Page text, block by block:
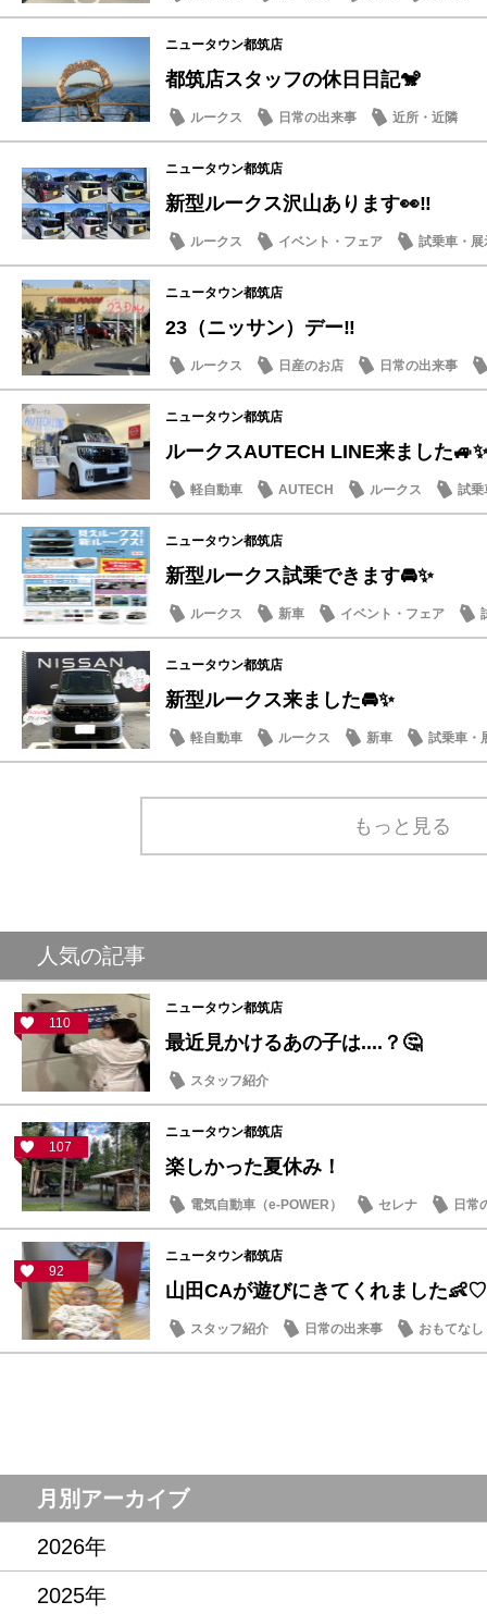
ニュータウン都筑店
都筑店スタッフの休日日記🐒
ルークス 日常の出来事 近所・近隣
ニュータウン都筑店
新型ルークス沢山あります👀‼️
ルークス イベント・フェア 試乗車・展
ニュータウン都筑店
23（ニッサン）デー‼️
ルークス 日産のお店 日常の出来事
ニュータウン都筑店
ルークスAUTECH LINE来ました
軽自動車 AUTECH ルークス 試乗
ニュータウン都筑店
新型ルークス試乗できます🚘✨
ルークス 新車 イベント・フェア
ニュータウン都筑店
新型ルークス来ました🚘✨
軽自動車 ルークス 新車 試乗車・
もっと見る
人気の記事
110
ニュータウン都筑店
最近見かけるあの子は....？🤔
スタッフ紹介
107
ニュータウン都筑店
楽しかった夏休み！
電気自動車（e-POWER） セレナ 日常
92
ニュータウン都筑店
山田CAが遊びにきてくれました👶♡
スタッフ紹介 日常の出来事 おもてなし
月別アーカイブ
2026年
2025年